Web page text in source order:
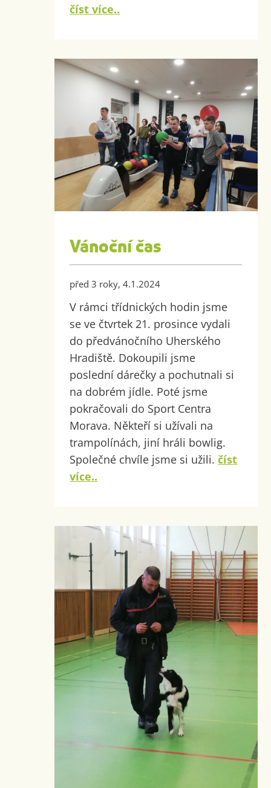
číst více..
Vánoční čas
před 3 roky, 4.1.2024
V rámci třídnických hodin jsme
se ve čtvrtek 21. prosince vydali
do předvánočního Uherského
Hradiště. Dokoupili jsme
poslední dárečky a pochutnali si
na dobrém jídle. Poté jsme
pokračovali do Sport Centra
Morava. Někteří si užívali na
trampolínách, jiní hráli bowlig.
Společné chvíle jsme si užili.číst
více..